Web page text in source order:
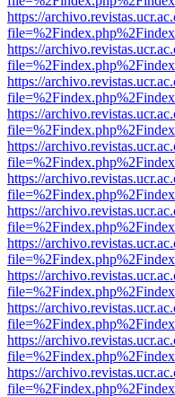
https://
https://
https://
https://
https://
https://
https://
https://
https://
https://
https://
https://